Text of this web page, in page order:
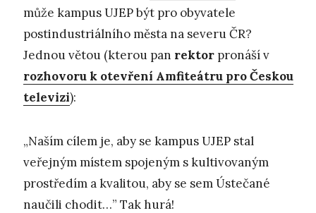
může kampus UJEP být pro obyvatele
postindustriálního města na severu ČR?
Jednou větou (kterou pan rektor pronáší v
rozhovoru k otevření Amfiteátru pro Českou
televizi):
„Naším cílem je, aby se kampus UJEP stal
veřejným místem spojeným s kultivovaným
prostředím a kvalitou, aby se sem Ústečané
naučili chodit…” Tak hurá!